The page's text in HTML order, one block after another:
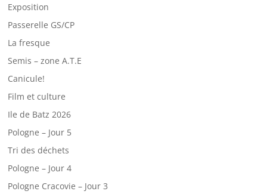
Exposition
Passerelle GS/CP
La fresque
Semis – zone A.T.E
Canicule!
Film et culture
Ile de Batz 2026
Pologne – Jour 5
Tri des déchets
Pologne – Jour 4
Pologne Cracovie – Jour 3